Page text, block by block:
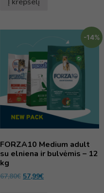
-14%
FORZA10 Medium adult
su elniena ir bulvėmis – 12
kg
67,80€ 57,99€